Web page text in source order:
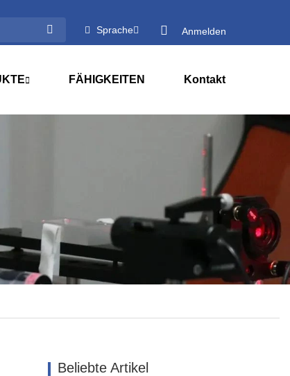
Sprache Anmelden
FÄHIGKEITEN Kontakt
Beliebte Artikel